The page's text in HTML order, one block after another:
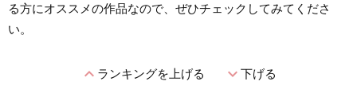
る方にオススメの作品なので、ぜひチェックしてみてくださ
い。
expand_lessランキングを上げる expand_more下げる